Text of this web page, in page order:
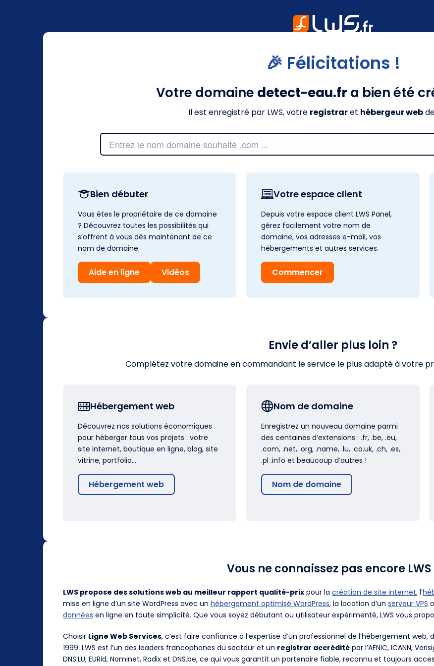
🎉 Félicitations !
Votre domaine detect-eau.fr a bien été
Il est enregistré par LWS, votre registraret hébergeur web
Bien débuter
Vous êtes le propriétaire de ce domaine
? Découvrez toutes les possibilités qui
s’offrent à vous dès maintenant de ce
nom de domaine.
Aide en ligne Vidéos
Votre espace client
Depuis votre espace client LWS Panel,
gérez facilement votre nom de
domaine, vos adresses e-mail, vos
hébergements et autres services.
Commencer
Envie d’aller plus loin ?
Complétez votre domaine en commandant le service le plus adapté à votre
Hébergement web
Découvrez nos solutions économiques
pour héberger tous vos projets : votre
site internet, boutique en ligne, blog, site
vitrine, portfolio…
Hébergement web
Nom de domaine
Enregistrez un nouveau domaine parmi
des centaines d’extensions : .fr, .be, .eu,
.com, .net, .org, .name, .lu, .co.uk, .ch, .es,
.pl .info et beaucoup d’autres !
Nom de domaine
Vous ne connaissez pas encore LWS
LWS propose des solutions web au meilleur rapport qualité-prix pour la création de site internet, l’
mise en ligne d’un site WordPress avec un hébergement optimisé WordPress, la location d’un serveur VPS
données en ligne en toute simplicité. Que vous soyez débutant ou utilisateur expérimenté, LWS vous
Choisir Ligne Web Services, c’est faire confiance à l’expertise d’un professionnel de l’hébergement
1999. LWS est l’un des leaders francophones du secteur et un registrar accrédité par l’AFNIC, ICANN,
DNS.LU, EURid, Nominet, Radix et DNS.be, ce qui vous garantit un partenaire fiable, reconnu et toujours